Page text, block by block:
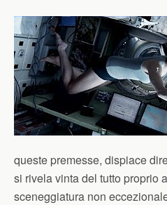
queste premesse, dispiace
si rivela vinta del tutto proprio
sceneggiatura non